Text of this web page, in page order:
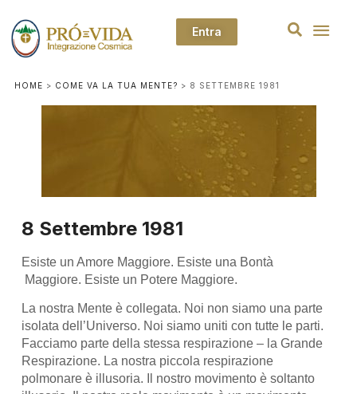
Entra
HOME > COME VA LA TUA MENTE? > 8 SETTEMBRE 1981
8 Settembre 1981
Esiste un Amore Maggiore. Esiste una Bontà
Maggiore. Esiste un Potere Maggiore.
La nostra Mente è collegata. Noi non siamo una parte
isolata dell’Universo. Noi siamo uniti con tutte le parti.
Facciamo parte della stessa respirazione – la Grande
Respirazione. La nostra piccola respirazione
polmonare è illusoria. Il nostro movimento è soltanto